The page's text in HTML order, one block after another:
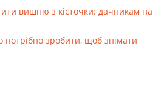
вишню з кісточки: дачникам на
зробити, щоб знімати